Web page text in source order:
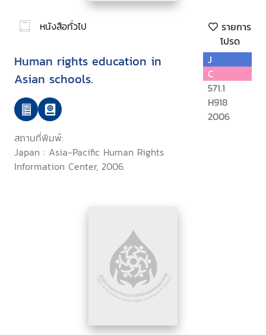
หนังสือทั่วไป
รายการ
โปรด
Human rights education in
Asian schools.
สถานที่พิมพ์:
Japan : Asia-Pacific Human Rights
Information Center, 2006.
J
C
571.1
H918
2006